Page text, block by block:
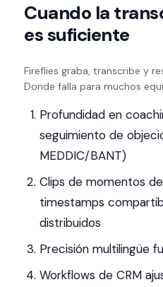
Cuando la
es suficiente
Fireflies graba, transcribe y
Donde falla para muchos
Profundidad en
seguimiento de
MEDDIC/BANT)
Clips de momentos
timestamps
distribuidos
Precisión multilingüe
Workflows de CRM